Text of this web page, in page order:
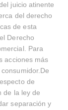
juicio atinente
del derecho
de esta
Derecho
Para
acciones más
de
de la ley de
separación y